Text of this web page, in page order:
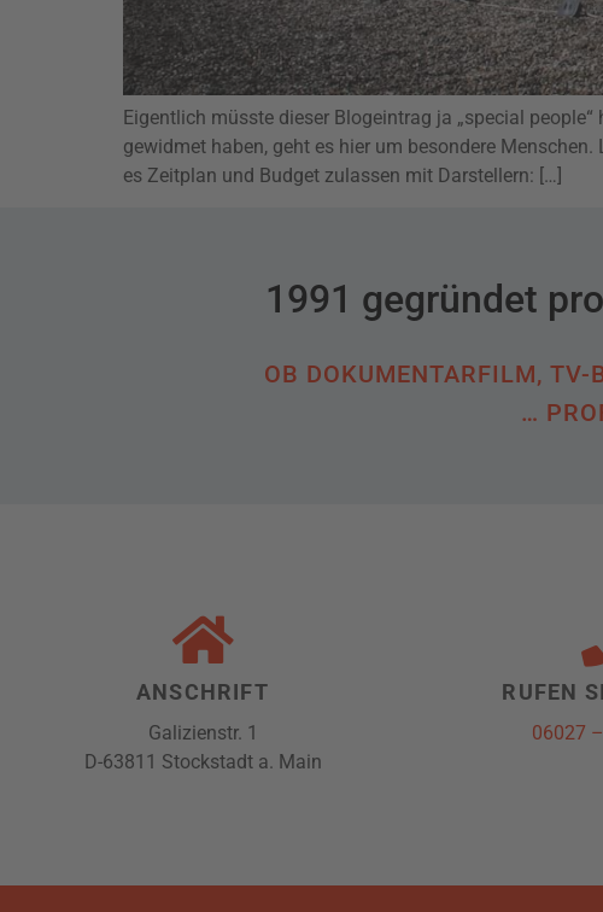
Eigentlich müsste dieser Blogeintrag ja „special
gewidmet haben, geht es hier um besondere
es Zeitplan und Budget zulassen mit Darstellern: […]
1991 gegründet
OB DOKUMENTARFILM, TV-
…
ANSCHRIFT
Galizienstr. 1
D-63811 Stockstadt a. Main
RUFEN
06027